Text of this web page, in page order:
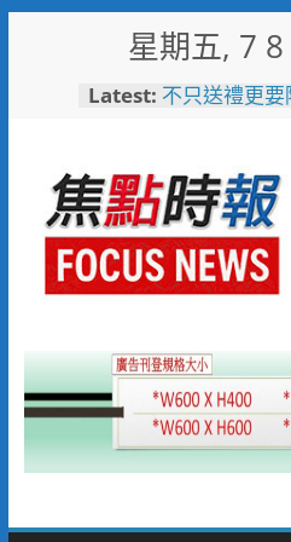
星期五, 7
Latest: 不只送禮更
家庭體驗成
台中市代表
夢想 2026國
8金6銀6銅
宜蘭童玩節玩
「動涮」宜
羊、雞 父親
詐團收水手
黑手
臺東縣政府
美星空」父